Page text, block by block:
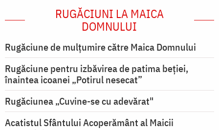
RUGĂCIUNI LA MAICA
DOMNULUI
Rugăciune de mulţumire către Maica Domnului
Rugăciune pentru izbăvirea de patima beției,
înaintea icoanei „Potirul nesecat”
Rugăciunea „Cuvine-se cu adevărat"
Acatistul Sfântului Acoperământ al Maicii